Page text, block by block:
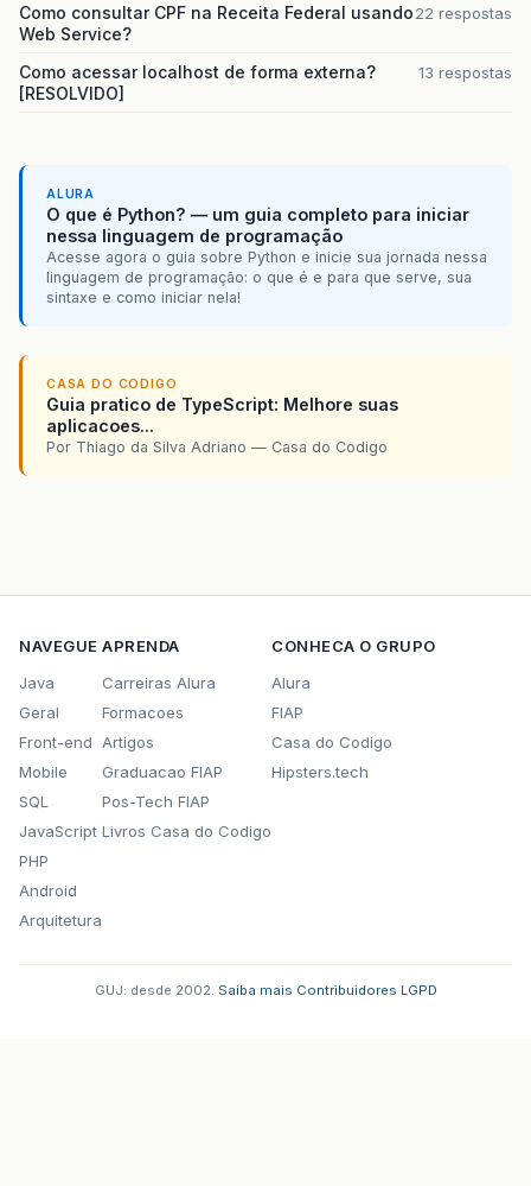
Como consultar CPF na Receita Federal usando
Web Service?
22 respostas
Como acessar localhost de forma externa?
[RESOLVIDO]
13 respostas
ALURA
O que é Python? — um guia completo para iniciar
nessa linguagem de programação
Acesse agora o guia sobre Python e inicie sua jornada nessa
linguagem de programação: o que é e para que serve, sua
sintaxe e como iniciar nela!
CASA DO CODIGO
Guia pratico de TypeScript: Melhore suas
aplicacoes...
Por Thiago da Silva Adriano — Casa do Codigo
NAVEGUE
Java
Geral
Front-end
Mobile
SQL
JavaScript
PHP
Android
Arquitetura
APRENDA
Carreiras Alura
Formacoes
Artigos
Graduacao FIAP
Pos-Tech FIAP
Livros Casa do Codigo
CONHECA O GRUPO
Alura
FIAP
Casa do Codigo
Hipsters.tech
GUJ: desde 2002. Saiba mais Contribuidores LGPD